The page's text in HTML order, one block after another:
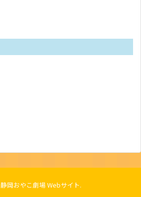
静岡おやこ劇場 Webサイト.